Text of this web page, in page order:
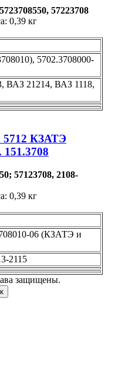
57223708
0,39 кг
5702.3708000-
ВАЗ 21214, ВАЗ 1118,
5712 КЗАТЭ
57123708, 2108-
0,39 кг
06 (КЗАТЭ и
2115
защищены.